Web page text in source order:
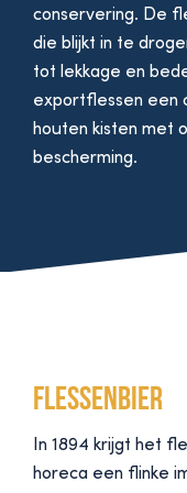
conservering. De
die blijkt in te
tot lekkage en
exportflessen een
houten kisten met
bescherming.
Flessenbier
In 1894 krijgt het
horeca een flinke